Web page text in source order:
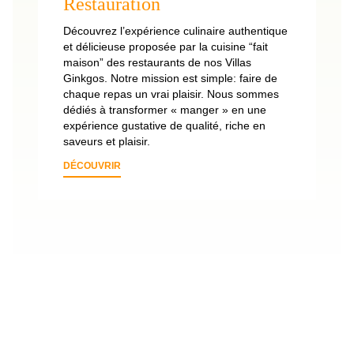
Découvrez l’expérience culinaire authentique
et délicieuse proposée par la cuisine “fait
maison” des restaurants de nos Villas
Ginkgos. Notre mission est simple: faire de
chaque repas un vrai plaisir. Nous sommes
dédiés à transformer « manger » en une
expérience gustative de qualité, riche en
saveurs et plaisir.
DÉCOUVRIR